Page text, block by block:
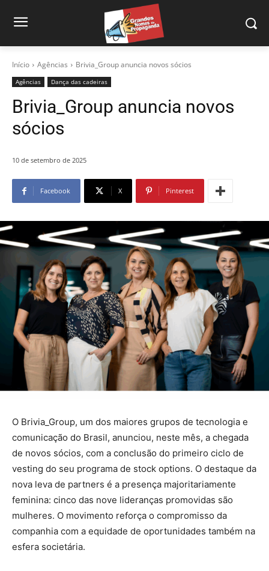
Início Agências Brivia_Group anuncia novos sócios
Agências Dança das cadeiras
Brivia_Group anuncia novos
sócios
10 de setembro de 2025
Facebook X Pinterest
O Brivia_Group, um dos maiores grupos de tecnologia e
comunicação do Brasil, anunciou, neste mês, a chegada
de novos sócios, com a conclusão do primeiro ciclo de
vesting do seu programa de stock options. O destaque da
nova leva de partners é a presença majoritariamente
feminina: cinco das nove lideranças promovidas são
mulheres. O movimento reforça o compromisso da
companhia com a equidade de oportunidades também na
esfera societária.